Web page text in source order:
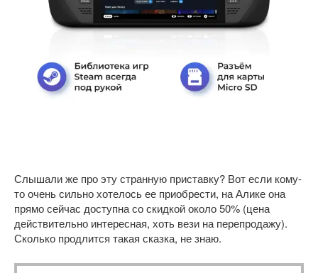
Слышали же про эту странную приставку? Вот если кому-
то очень сильно хотелось ее приобрести, на Алике она
прямо сейчас доступна со скидкой около 50% (цена
действительно интересная, хоть вези на перепродажу).
Сколько продлится такая сказка, не знаю.